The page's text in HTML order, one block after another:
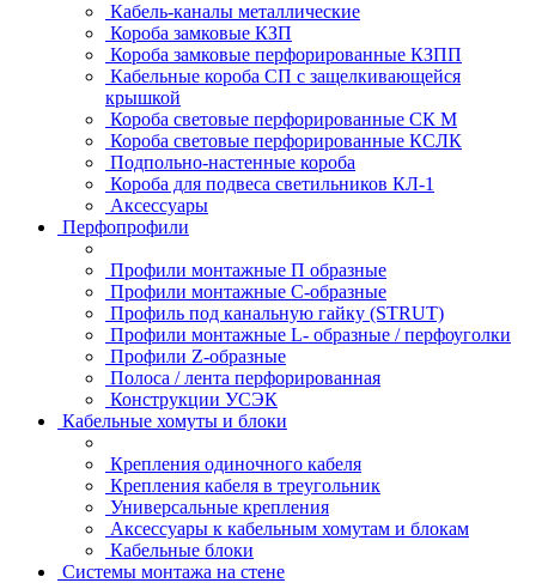
Кабель-каналы металлические
Короба замковые КЗП
Короба замковые перфорированные КЗПП
Кабельные короба СП с защелкивающейся
крышкой
Короба световые перфорированные СК М
Короба световые перфорированные КСЛК
Подпольно-настенные короба
Короба для подвеса светильников КЛ-1
Аксессуары
Перфопрофили
Профили монтажные П образные
Профили монтажные C-образные
Профиль под канальную гайку (STRUT)
Профили монтажные L- образные / перфоуголки
Профили Z-образные
Полоса / лента перфорированная
Конструкции УСЭК
Кабельные хомуты и блоки
Крепления одиночного кабеля
Крепления кабеля в треугольник
Универсальные крепления
Аксессуары к кабельным хомутам и блокам
Кабельные блоки
Системы монтажа на стене